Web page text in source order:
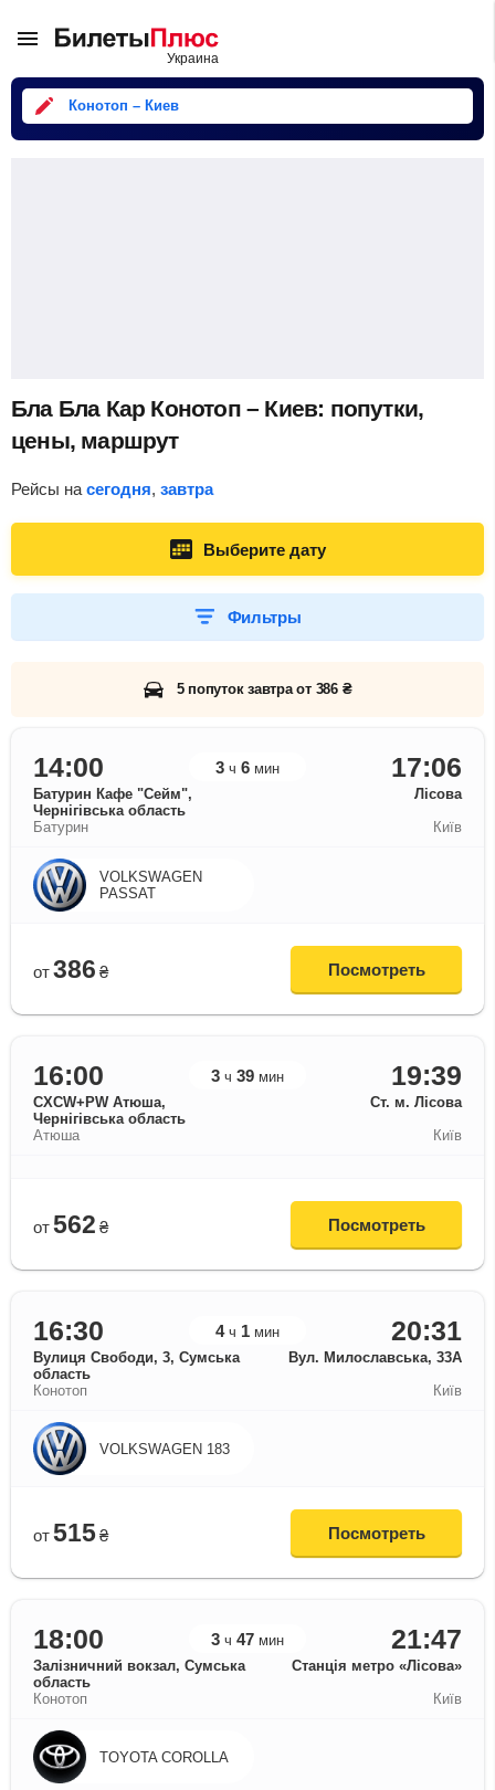
Конотоп – Киев
Бла Бла Кар Конотоп – Киев: попутки,
цены, маршрут
Рейсы на сегодня, завтра
Выберите дату
Фильтры
5 попуток завтра от 386 ₴
14:00 3 ч 6 мин 17:06
Батурин Кафе "Сейм",
Чернігівська область
Лісова
Батурин
Київ
VOLKSWAGEN
PASSAT
от 386 ₴ Посмотреть
16:00 3 ч 39 мин 19:39
CXCW+PW Атюша,
Чернігівська область
Ст. м. Лісова
Атюша
Київ
от 562 ₴ Посмотреть
16:30 4 ч 1 мин 20:31
Вулиця Свободи, 3, Сумська
область
Вул. Милославська, 33А
Конотоп
Київ
VOLKSWAGEN 183
от 515 ₴ Посмотреть
18:00 3 ч 47 мин 21:47
Залізничний вокзал, Сумська
область
Станція метро «Лісова»
Конотоп
Київ
TOYOTA COROLLA